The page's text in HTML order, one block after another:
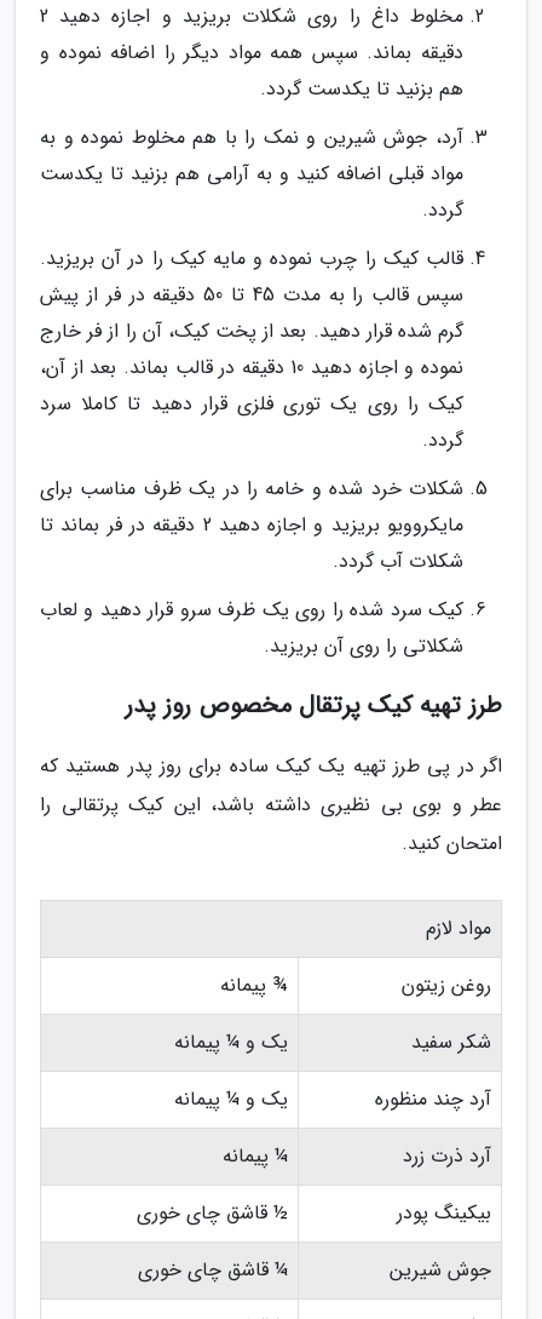
مخلوط داغ را روی شکلات بریزید و اجازه دهید 2
دقیقه بماند. سپس همه مواد دیگر را اضافه نموده و
هم بزنید تا یکدست گردد.
آرد، جوش شیرین و نمک را با هم مخلوط نموده و به
مواد قبلی اضافه کنید و به آرامی هم بزنید تا یکدست
گردد.
قالب کیک را چرب نموده و مایه کیک را در آن بریزید.
سپس قالب را به مدت 45 تا 50 دقیقه در فر از پیش
گرم شده قرار دهید. بعد از پخت کیک، آن را از فر خارج
نموده و اجازه دهید 10 دقیقه در قالب بماند. بعد از آن،
کیک را روی یک توری فلزی قرار دهید تا کاملا سرد
گردد.
شکلات خرد شده و خامه را در یک ظرف مناسب برای
مایکروویو بریزید و اجازه دهید 2 دقیقه در فر بماند تا
شکلات آب گردد.
کیک سرد شده را روی یک ظرف سرو قرار دهید و لعاب
شکلاتی را روی آن بریزید.
طرز تهیه کیک پرتقال مخصوص روز پدر
اگر در پی طرز تهیه یک کیک ساده برای روز پدر هستید که
عطر و بوی بی نظیری داشته باشد، این کیک پرتقالی را
امتحان کنید.
مواد لازم
روغن زیتون
¾ پیمانه
شکر سفید
یک و ¼ پیمانه
آرد چند منظوره
یک و ¼ پیمانه
آرد ذرت زرد
¼ پیمانه
بیکینگ پودر
½ قاشق چای خوری
جوش شیرین
¼ قاشق چای خوری